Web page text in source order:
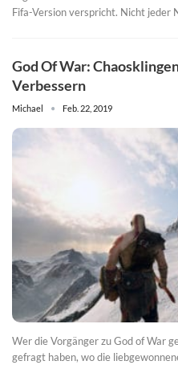
Fifa-Version verspricht. Nicht jeder
God Of War:
Verbessern
Michael Feb. 22, 2019
Wer die Vorgänger zu God of War
gefragt haben, wo die